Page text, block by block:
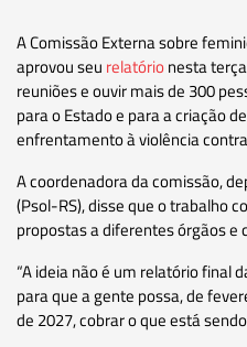
A Comissão Externa sobre
aprovou seu relatórionesta
reuniões e ouvir mais de 300
para o Estado e para a criação
enfrentamento à violência
A coordenadora da comissão,
(Psol-RS), disse que o trabalho
propostas a diferentes órgãos
“A ideia não é um relatório final
para que a gente possa, de
de 2027, cobrar o que está